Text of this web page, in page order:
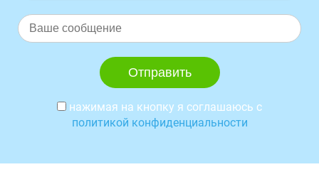
нажимая на кнопку я соглашаюсь с
политикой конфиденциальности